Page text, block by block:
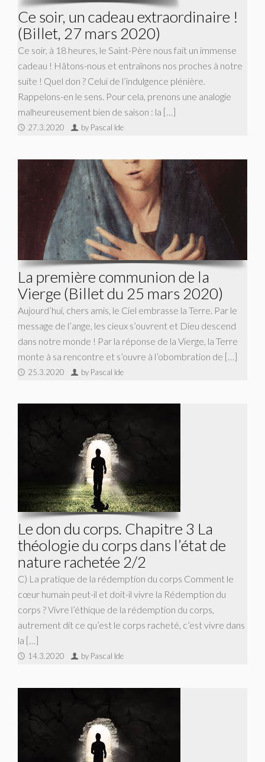
Ce soir, un cadeau extraordinaire !
(Billet, 27 mars 2020)
Ce soir, à 18 heures, le Saint-Père nous fait un immense
cadeau ! Hâtons-nous et entraînons nos proches à notre
suite ! Quel don ? Celui de l’indulgence plénière.
Rappelons-en le sens. Pour cela, prenons une analogie
malheureusement bien de saison : la […]
27.3.2020 by Pascal Ide
La première communion de la
Vierge (Billet du 25 mars 2020)
Aujourd’hui, chers amis, le Ciel embrasse la Terre. Par le
message de l’ange, les cieux s’ouvrent et Dieu descend
dans notre monde ! Par la réponse de la Vierge, la Terre
monte à sa rencontre et s’ouvre à l’obombration de […]
25.3.2020 by Pascal Ide
Le don du corps. Chapitre 3 La
théologie du corps dans l’état de
nature rachetée 2/2
C) La pratique de la rédemption du corps Comment le
cœur humain peut-il et doit-il vivre la Rédemption du
corps ? Vivre l’éthique de la rédemption du corps,
autrement dit ce qu’est le corps racheté, c’est vivre dans
la […]
14.3.2020 by Pascal Ide